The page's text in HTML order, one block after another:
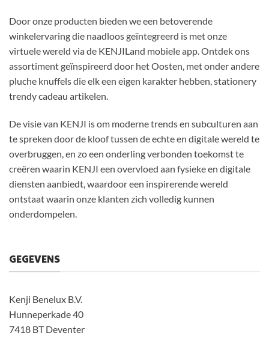
Door onze producten bieden we een betoverende
winkelervaring die naadloos geïntegreerd is met onze
virtuele wereld via de KENJILand mobiele app. Ontdek ons
assortiment geïnspireerd door het Oosten, met onder andere
pluche knuffels die elk een eigen karakter hebben, stationery
trendy cadeau artikelen.
De visie van KENJI is om moderne trends en subculturen aan
te spreken door de kloof tussen de echte en digitale wereld te
overbruggen, en zo een onderling verbonden toekomst te
creëren waarin KENJI een overvloed aan fysieke en digitale
diensten aanbiedt, waardoor een inspirerende wereld
ontstaat waarin onze klanten zich volledig kunnen
onderdompelen.
GEGEVENS
Kenji Benelux B.V.
Hunneperkade 40
7418 BT Deventer